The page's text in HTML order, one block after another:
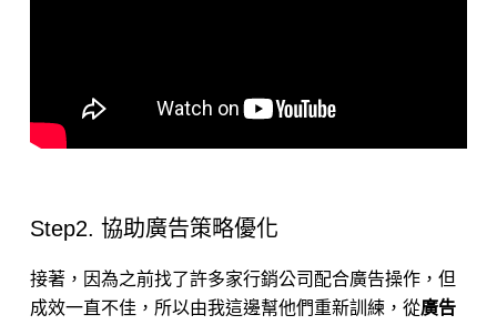
Step2. 協助廣告策略優化
接著，因為之前找了許多家行銷公司配合廣告操作，但
成效一直不佳，所以由我這邊幫他們重新訓練，從廣告